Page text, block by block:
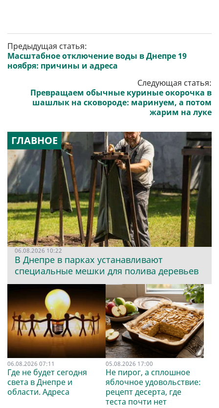
Предыдущая статья:
Масштабное отключение воды в Днепре 19
ноября: причины и адреса
Следующая статья:
Превращаем обычные куриные окорочка в
шашлык на сковороде: маринуем, а потом
жарим на луке
ГЛАВНОЕ
06.08.2026 10:22
В Днепре в парках устанавливают
специальные мешки для полива деревьев
06.08.2026 07:11
Где не будет сегодня
света в Днепре и
области. Адреса
05.08.2026 17:00
Не пирог, а сплошное
яблочное удовольствие:
рецепт десерта, где
теста почти нет